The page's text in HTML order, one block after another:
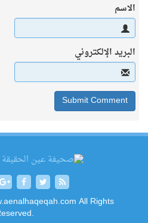
الاسم
البريد الإلكتروني
All Rights